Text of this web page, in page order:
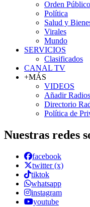
Orden Público
Política
Salud y
Virales
Mundo
SERVICIOS
Clasificados
CANAL TV
+MÁS
VIDEOS
Añadir Radios
Directorio
Política de
Nuestras redes
facebook
twitter (x)
tiktok
whatsapp
instagram
youtube